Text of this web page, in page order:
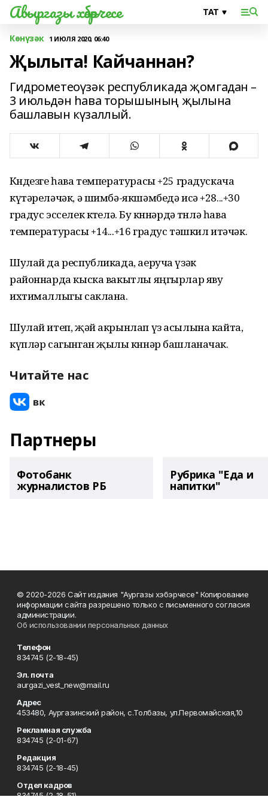
Авыргазы хәбәрчесе
Көнүзәк 1 ИЮЛЯ 2020, 06:40
Җылыта! Кайчаннан?
Гидрометеоүзәк республикада җомгадан –
3 июльдән һава торышының җылына
башлавын күзаллый.
Көндезге һава температурасы +25 градускача
күтәреләчәк, ә шимбә-якшәмбедә исә +28...+30
градус эсселек көтелә. Бу көннәрдә төнлә һава
температурасы +14...+16 градус тәшкил итәчәк.
Шулай да республикада, аеруча үзәк
районнарда кыска вакытлы яңгырлар яву
ихтималлыгы саклана.
Шулай итеп, җәй акрынлап үз асылына кайта,
күпләр сагынган җылы көннәр башланачак.
Читайте нас
Партнеры
Фотобанк
журналистов РБ
Рубрика "Еда и
напитки"
© 2020-2026 Сайт издания "Аургазы хэбэрчесе" Копирование
информации сайта разрешено только с письменного согласия
администрации.
Об использовании персональных данных
Телефон
834745 (2-18-45)
Эл. почта
aurgazi_vest_new@mail.ru
Адрес
453480, Аургазинский район, с.Толбазы, ул.Первомайская,10
Рекламная служба
834745 (2-01-67)
Редакция
834745 (2-18-45)
Отдел кадров
834745 (2-18-51)